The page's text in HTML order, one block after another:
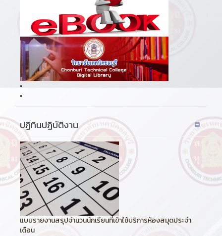
•
•
ปฏิทินปฏิบัติงาน
แบบรายงานสรุปจำนวนนักเรียนที่เข้าใช้บริการห้องสมุดประจำ
เดือน